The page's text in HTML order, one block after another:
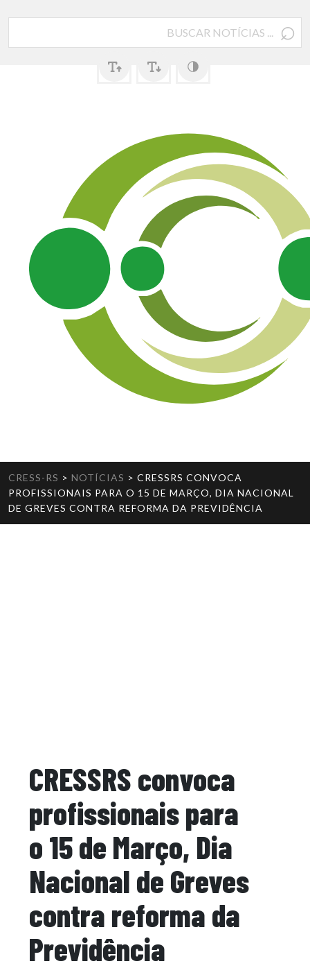
⌕
CRESS-RS > NOTÍCIAS > CRESSRS CONVOCA
PROFISSIONAIS PARA O 15 DE MARÇO, DIA NACIONAL
DE GREVES CONTRA REFORMA DA PREVIDÊNCIA
CRESSRS convoca
profissionais para
o 15 de Março, Dia
Nacional de Greves
contra reforma da
Previdência